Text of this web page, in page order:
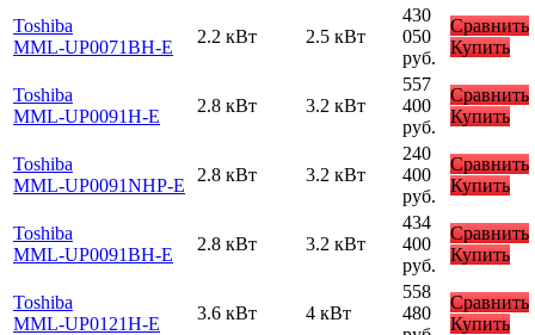
Toshiba
MML-UP0071BH-E
2.2 кВт 2.5 кВт
430
050
руб.
Сравнить
Купить
Toshiba
MML-UP0091H-E
2.8 кВт 3.2 кВт
557
400
руб.
Сравнить
Купить
Toshiba
MML-UP0091NHP-E
2.8 кВт 3.2 кВт
240
400
руб.
Сравнить
Купить
Toshiba
MML-UP0091BH-E
2.8 кВт 3.2 кВт
434
400
руб.
Сравнить
Купить
Toshiba
MML-UP0121H-E
3.6 кВт 4 кВт
558
480
Сравнить
Купить